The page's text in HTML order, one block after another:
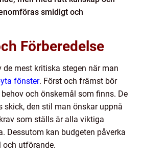
smidigt och
Förberedelse
de mest kritiska stegen när man
fönster. Först och främst bör
och önskemål som finns. De
skick, den stil man önskar uppnå
som ställs är alla viktiga
Dessutom kan budgeten påverka
och utförande.